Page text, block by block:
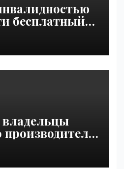
бесплатный
по ИИ |
производителя